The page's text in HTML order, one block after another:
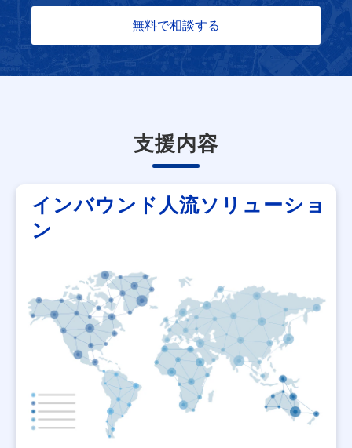
無料で相談する
支援内容
インバウンド人流ソリューショ
ン​